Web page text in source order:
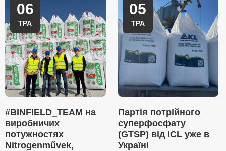
06
ТРА
#BINFIELD_TEAM на
виробничих
потужностях
Nitrogenművek,
05
ТРА
Партія потрійного
суперфосфату
(GTSP) від ICL уже в
Україні